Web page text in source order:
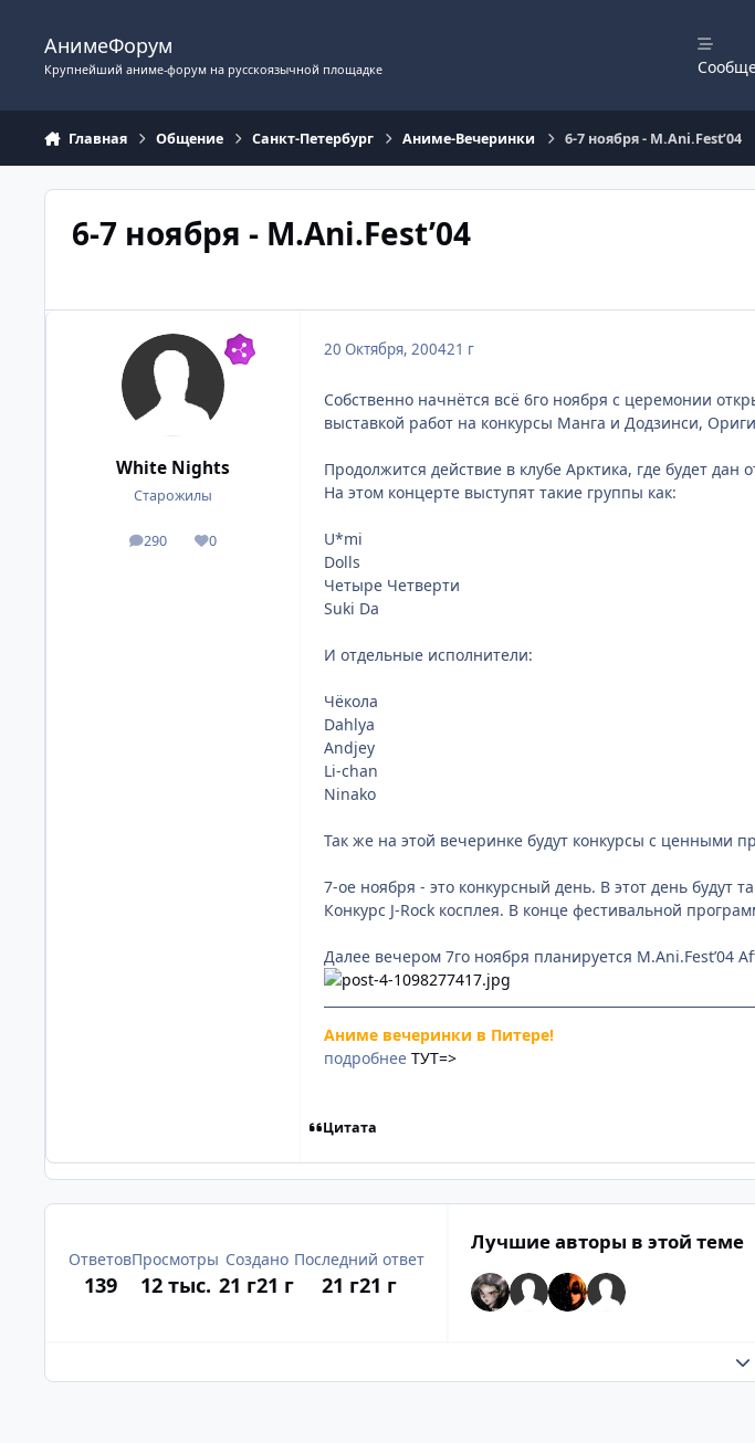
АнимеФорум
Крупнейший аниме-форум на русскоязычной площадке
Главная Общение Санкт-Петербург Аниме-Вечеринки 6-7 ноября - M.Ani.Fest’04
6-7 ноября - M.Ani.Fest’04
White Nights
Старожилы
290
посты 0
Репутация
20 Октября, 200421 г
Собственно начнётся всё 6го ноября с церемонии
выставкой работ на конкурсы Манга и Додзинси,
Продолжится действие в клубе Арктика, где будет дан
На этом концерте выступят такие группы как:
U*mi
Dolls
Четыре Четверти
Suki Da
И отдельные исполнители:
Чёкола
Dahlya
Andjey
Li-chan
Ninako
Так же на этой вечеринке будут конкурсы с ценными
7-ое ноября - это конкурсный день. В этот день будут
Конкурс J-Rock косплея. В конце фестивальной
Далее вечером 7го ноября планируется M.Ani.Fest’04
Аниме вечеринки в Питере!
подробнее ТУТ=>
Цитата
Ответов
139
Просмотры
12 тыс.
Создано
21 г21 г
Последний ответ
21 г21 г
Лучшие авторы в этой теме